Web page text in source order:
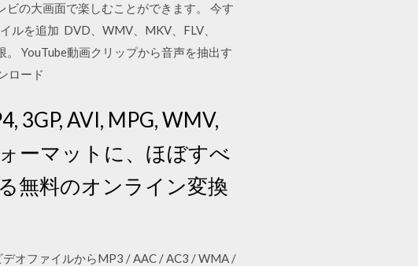
の大画面で楽しむことができます。 今す
ルを追加 DVD、WMV、MKV、FLV、
YouTube動画クリップから音声を抽出す
ロード
3GP, AVI, MPG, WMV,
ーマットに、ほぼすべ
無料のオンライン変換
オファイルからMP3 / AAC / AC3 / WMA /